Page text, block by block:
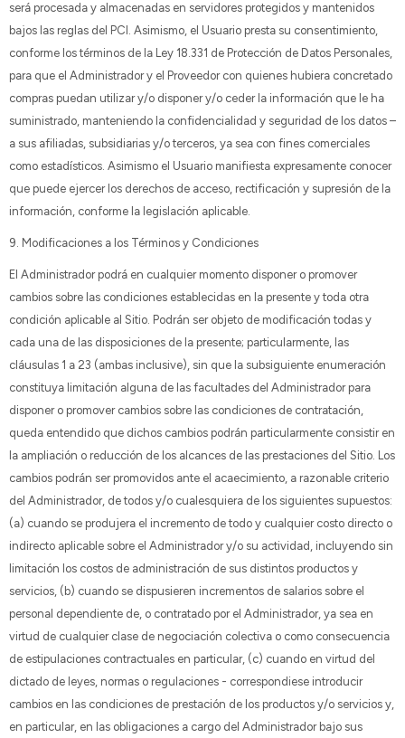
será procesada y almacenadas en servidores protegidos y mantenidos
bajos las reglas del PCI. Asimismo, el Usuario presta su consentimiento,
conforme los términos de la Ley 18.331 de Protección de Datos Personales,
para que el Administrador y el Proveedor con quienes hubiera concretado
compras puedan utilizar y/o disponer y/o ceder la información que le ha
suministrado, manteniendo la confidencialidad y seguridad de los datos –
a sus afiliadas, subsidiarias y/o terceros, ya sea con fines comerciales
como estadísticos. Asimismo el Usuario manifiesta expresamente conocer
que puede ejercer los derechos de acceso, rectificación y supresión de la
información, conforme la legislación aplicable.
9. Modificaciones a los Términos y Condiciones
El Administrador podrá en cualquier momento disponer o promover
cambios sobre las condiciones establecidas en la presente y toda otra
condición aplicable al Sitio. Podrán ser objeto de modificación todas y
cada una de las disposiciones de la presente; particularmente, las
cláusulas 1 a 23 (ambas inclusive), sin que la subsiguiente enumeración
constituya limitación alguna de las facultades del Administrador para
disponer o promover cambios sobre las condiciones de contratación,
queda entendido que dichos cambios podrán particularmente consistir en
la ampliación o reducción de los alcances de las prestaciones del Sitio. Los
cambios podrán ser promovidos ante el acaecimiento, a razonable criterio
del Administrador, de todos y/o cualesquiera de los siguientes supuestos:
(a) cuando se produjera el incremento de todo y cualquier costo directo o
indirecto aplicable sobre el Administrador y/o su actividad, incluyendo sin
limitación los costos de administración de sus distintos productos y
servicios, (b) cuando se dispusieren incrementos de salarios sobre el
personal dependiente de, o contratado por el Administrador, ya sea en
virtud de cualquier clase de negociación colectiva o como consecuencia
de estipulaciones contractuales en particular, (c) cuando en virtud del
dictado de leyes, normas o regulaciones - correspondiese introducir
cambios en las condiciones de prestación de los productos y/o servicios y,
en particular, en las obligaciones a cargo del Administrador bajo sus